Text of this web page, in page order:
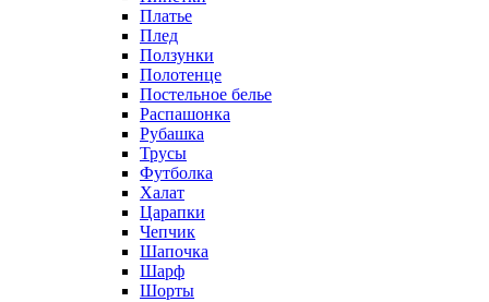
Платье
Плед
Ползунки
Полотенце
Постельное белье
Распашонка
Рубашка
Трусы
Футболка
Халат
Царапки
Чепчик
Шапочка
Шарф
Шорты